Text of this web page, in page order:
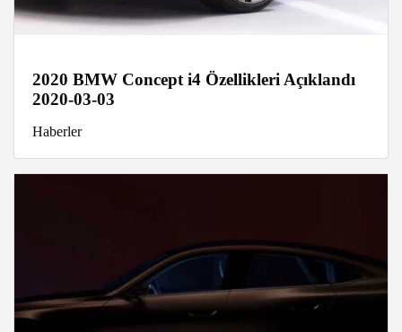
2020 BMW Concept i4 Özellikleri Açıklandı
2020-03-03
Haberler